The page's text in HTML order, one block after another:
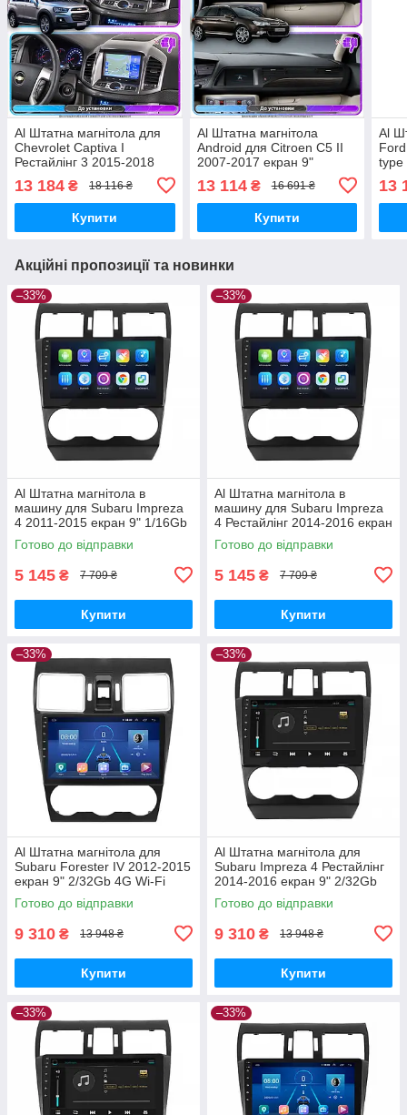
Al Штатна магнітола для
Chevrolet Captiva I
Рестайлінг 3 2015-2018
екран 10" 2/32Gb 4G Wi-Fi
GPS Top Android
13 184 ₴ 18 116 ₴
Купити
Al Штатна магнітола
Android для Citroen C5 II
2007-2017 екран 9"
4/64Gb 4G Wi-Fi GPS Top
13 114₴ 16 691 ₴
Купити
Al
type
13
Акційні пропозиції та новинки
–33%
Al Штатна магнітола в
машину для Subaru Impreza
4 2011-2015 екран 9" 1/16Gb
Wi-Fi GPS Base
Готово до відправки
5 145 ₴ 7 709 ₴
Купити
–33%
Al Штатна магнітола в
машину для Subaru Impreza
4 Рестайлінг 2014-2016 екран
9" 1/16Gb Wi-Fi GPS Base
Готово до відправки
5 145 ₴ 7 709 ₴
Купити
–33%
Al Штатна магнітола для
Subaru Forester IV 2012-2015
екран 9" 2/32Gb 4G Wi-Fi
GPS Top Android
Готово до відправки
9 310 ₴ 13 948 ₴
Купити
–33%
Al Штатна магнітола для
Subaru Impreza 4 Рестайлінг
2014-2016 екран 9" 2/32Gb
4G Wi-Fi GPS Top Android
Готово до відправки
9 310 ₴ 13 948 ₴
Купити
–33% –33%